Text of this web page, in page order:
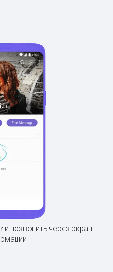
и позвонить через экран